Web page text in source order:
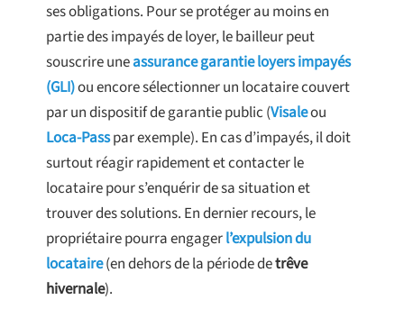
ses obligations. Pour se protéger au moins en
partie des impayés de loyer, le bailleur peut
souscrire uneassurance garantie loyers impayés
(GLI)ou encore sélectionner un locataire couvert
par un dispositif de garantie public (Visaleou
Loca-Passpar exemple). En cas d’impayés, il doit
surtout réagir rapidement et contacter le
locataire pour s’enquérir de sa situation et
trouver des solutions. En dernier recours, le
propriétaire pourra engagerl’expulsion du
locataire(en dehors de la période detrêve
hivernale).